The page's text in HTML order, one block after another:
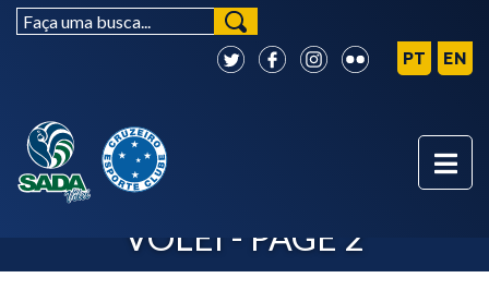
NOTÍCIAS - SADA CRUZEIRO
VÔLEI - PAGE 2